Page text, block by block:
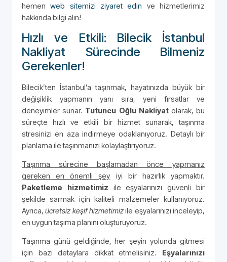
hemenweb sitemizi ziyaret edin ve hizmetlerimiz
hakkında bilgi alın!
Hızlı ve Etkili: Bilecik İstanbul
Nakliyat Sürecinde Bilmeniz
Gerekenler!
Bilecik’ten İstanbul’a taşınmak, hayatınızda büyük bir
değişiklik yapmanın yanı sıra, yeni fırsatlar ve
deneyimler sunar. Tutuncu Oğlu Nakliyatolarak, bu
süreçte hızlı ve etkili bir hizmet sunarak, taşınma
stresinizi en aza indirmeye odaklanıyoruz. Detaylı bir
planlama ile taşınmanızı kolaylaştırıyoruz.
Taşınma sürecine başlamadan önce yapmanız
gereken en önemli şey iyi bir hazırlık yapmaktır.
Paketleme hizmetimiz ile eşyalarınızı güvenli bir
şekilde sarmak için kaliteli malzemeler kullanıyoruz.
Ayrıca,ücretsiz keşif hizmetimizile eşyalarınızı inceleyip,
en uygun taşıma planını oluşturuyoruz.
Taşınma günü geldiğinde, her şeyin yolunda gitmesi
için bazı detaylara dikkat etmelisiniz. Eşyalarınızı